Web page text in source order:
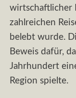
wirtschaftlicher
zahlreichen
belebt wurde.
Beweis dafür,
Jahrhundert
Region spielte.